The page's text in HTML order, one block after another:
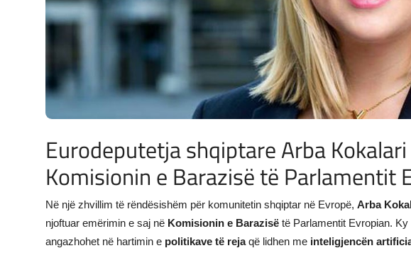
Eurodeputetja shqiptare Arba
Komisionin e Barazisë të Parlamentit
Në një zhvillim të rëndësishëm për komunitetin shqiptar në Evropë, Arba
njoftuar emërimin e saj në Komisionin e Barazisë të Parlamentit Evropian.
angazhohet në hartimin e politikave të rejaqë lidhen me inteligjencën